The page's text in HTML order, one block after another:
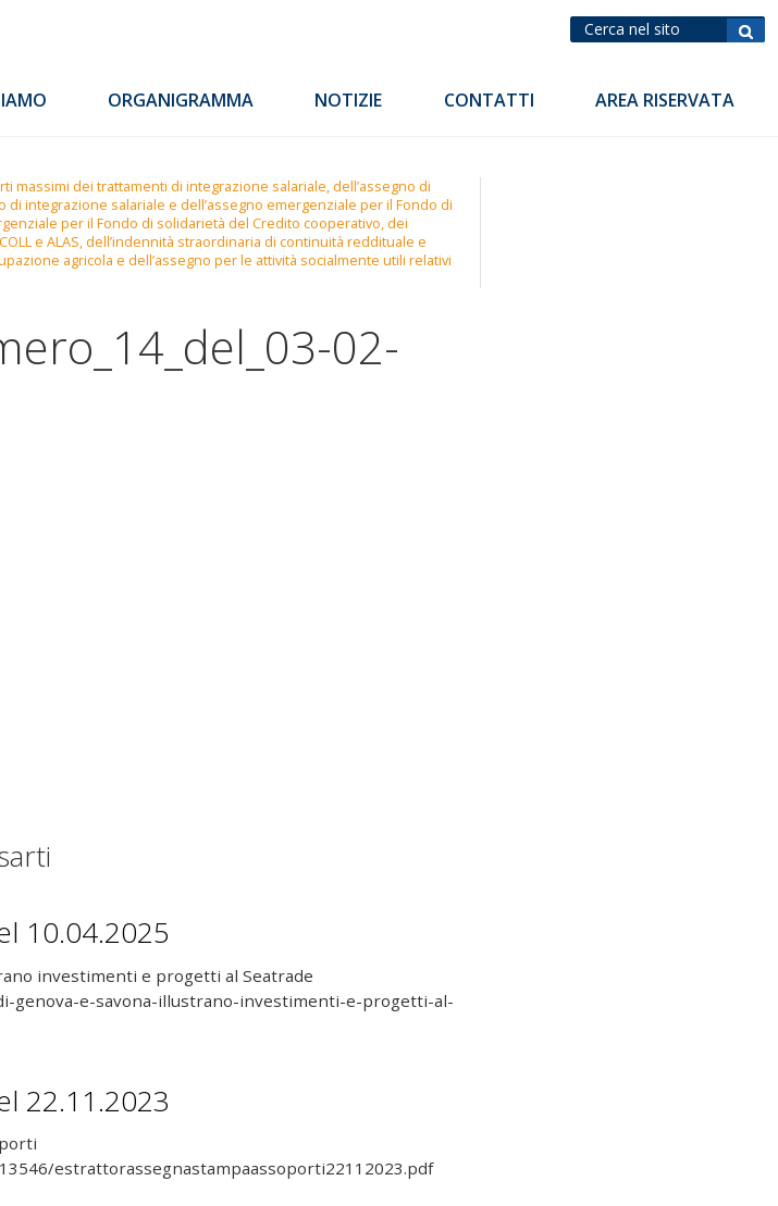
ORGANIGRAMMA NOTIZIE CONTATTI AREA RISERVATA
massimi dei trattamenti di integrazione salariale, dell’assegno di
di integrazione salariale e dell’assegno emergenziale per il Fondo di
per il Fondo di solidarietà del Credito cooperativo, dei
e ALAS, dell’indennità straordinaria di continuità reddituale e
agricola e dell’assegno per le attività socialmente utili relativi
02-
10.04.2025
investimenti e progetti al Seatrade
genova-e-savona-illustrano-investimenti-e-progetti-al-
22.11.2023
estrattorassegnastampaassoporti22112023.pdf